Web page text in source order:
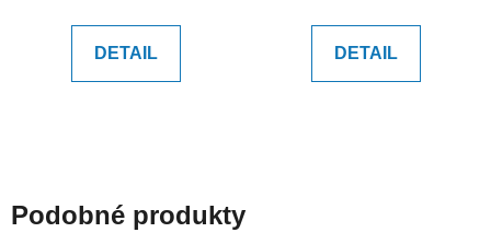
DETAIL DETAIL
Podobné produkty